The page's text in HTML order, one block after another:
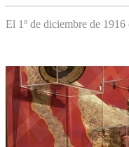
El 1º de diciembre de